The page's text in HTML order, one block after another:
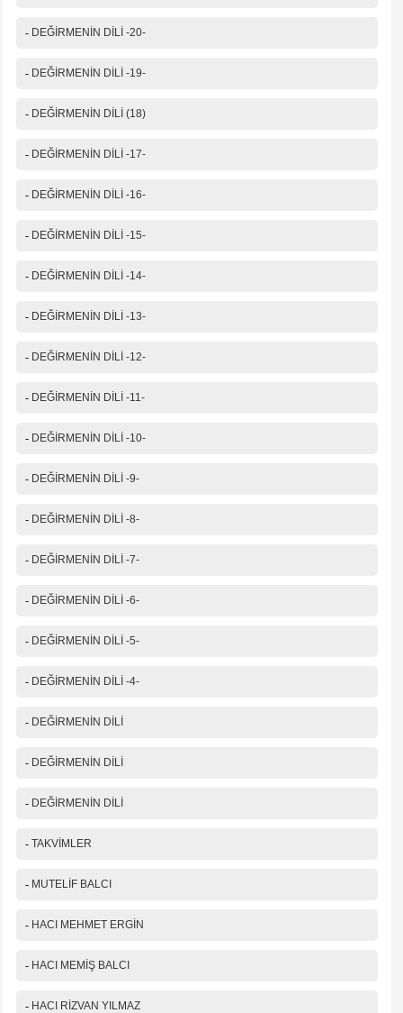
- DEĞİRMENİN DİLİ -20-
- DEĞİRMENİN DİLİ -19-
- DEĞİRMENİN DİLİ (18)
- DEĞİRMENİN DİLİ -17-
- DEĞİRMENİN DİLİ -16-
- DEĞİRMENİN DİLİ -15-
- DEĞİRMENİN DİLİ -14-
- DEĞİRMENİN DİLİ -13-
- DEĞİRMENİN DİLİ -12-
- DEĞİRMENİN DİLİ -11-
- DEĞİRMENİN DİLİ -10-
- DEĞİRMENİN DİLİ -9-
- DEĞİRMENİN DİLİ -8-
- DEĞİRMENİN DİLİ -7-
- DEĞİRMENİN DİLİ -6-
- DEĞİRMENİN DİLİ -5-
- DEĞİRMENİN DİLİ -4-
- DEĞİRMENİN DİLİ
- DEĞİRMENİN DİLİ
- DEĞİRMENİN DİLİ
- TAKVİMLER
- MUTELİF BALCI
- HACI MEHMET ERGİN
- HACI MEMİŞ BALCI
- HACI RİZVAN YILMAZ